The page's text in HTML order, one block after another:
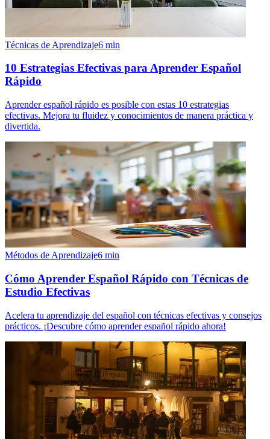
Técnicas de Aprendizaje6 min
10 Estrategias Efectivas para Aprender Español
Rápido
Aprender español rápido es posible con estas 10 estrategias
efectivas. Mejora tu fluidez y conocimientos de manera práctica y
divertida.
Métodos de Aprendizaje6 min
Cómo Aprender Español Rápido con Técnicas de
Estudio Efectivas
Acelera tu aprendizaje del español con técnicas efectivas y consejos
prácticos. ¡Descubre cómo aprender español rápido ahora!